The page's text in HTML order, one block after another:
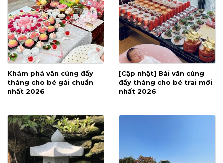
Khám phá văn cúng đầy
tháng cho bé gái chuẩn
nhất 2026
[Cập nhật] Bài văn cúng
đầy tháng cho bé trai mới
nhất 2026